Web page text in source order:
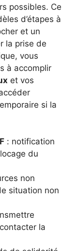
possibles. Ce
d’étapes à
et un
la prise de
vous
à accomplir
et vos
si la
: notification
du
non
situation non
la